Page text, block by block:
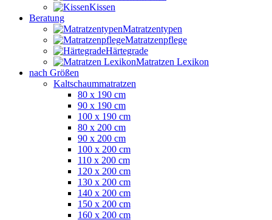
Kissen
Beratung
Matratzentypen
Matratzenpflege
Härtegrade
Matratzen Lexikon
nach Größen
Kaltschaummatratzen
80 x 190 cm
90 x 190 cm
100 x 190 cm
80 x 200 cm
90 x 200 cm
100 x 200 cm
110 x 200 cm
120 x 200 cm
130 x 200 cm
140 x 200 cm
150 x 200 cm
160 x 200 cm